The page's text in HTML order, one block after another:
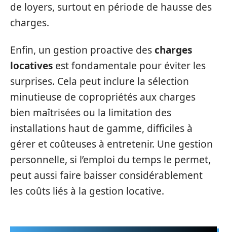
de loyers, surtout en période de hausse des
charges.
Enfin, un gestion proactive descharges
locatives est fondamentale pour éviter les
surprises. Cela peut inclure la sélection
minutieuse de copropriétés aux charges
bien maîtrisées ou la limitation des
installations haut de gamme, difficiles à
gérer et coûteuses à entretenir. Une gestion
personnelle, si l’emploi du temps le permet,
peut aussi faire baisser considérablement
les coûts liés à la gestion locative.